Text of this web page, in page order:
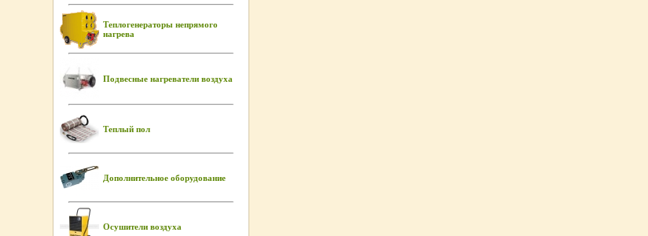
Теплогенераторы непрямого
нагрева
Подвесные нагреватели воздуха
Теплый пол
Дополнительное оборудование
Осушители воздуха